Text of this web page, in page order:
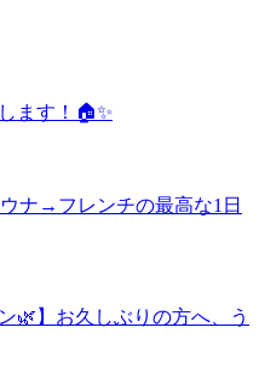
ます！🏠✨
ナ→フレンチの最高な1日
🌿】お久しぶりの方へ、う